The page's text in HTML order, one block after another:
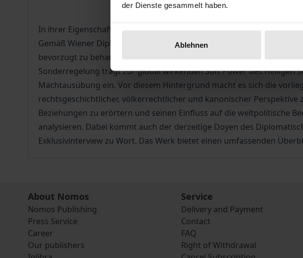
der Dienste gesammelt haben.
Ablehnen
In ihrer Eigenschaft als diplomatische Vertreter des Heiligen Stuhls
Gemäß Wiener Diplomatenrechtskonvention steht es den
bevorzugt zu behandeln und sie kraft Gesetzes zum Oberhaupt des
Sonderregelung trägt zur global wirkenden Soft Power des Heiligen
Machtausübung ein. Vor diesem Hintergrund macht es sich die
rechtsgeschichtlicher, völkerrechtlicher und kanonischer
Beziehungen zu erörtern und seinen Einfluss auf die weltpolitische
analysieren. Dabei kommt auch der derzeitige Doyen des
Exklusivinterview zu Wort. Das Werk bietet einen umfassenden
About Nomos
Nomos Publishing
Press Service
Career
Our publishers
Service
Delivery and Payment
Contact
FAQ
Right of Withdrawal